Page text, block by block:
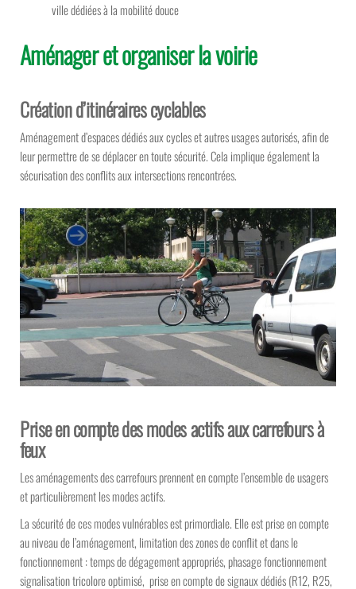
ville dédiées à la mobilité douce
Aménager et organiser la voirie
Création d’itinéraires cyclables
Aménagement d’espaces dédiés aux cycles et autres usages autorisés, afin de
leur permettre de se déplacer en toute sécurité. Cela implique également la
sécurisation des conflits aux intersections rencontrées.
Prise en compte des modes actifs aux carrefours à
feux
Les aménagements des carrefours prennent en compte l’ensemble de usagers
et particulièrement les modes actifs.
La sécurité de ces modes vulnérables est primordiale. Elle est prise en compte
au niveau de l’aménagement, limitation des zones de conflit et dans le
fonctionnement : temps de dégagement appropriés, phasage fonctionnement
signalisation tricolore optimisé, prise en compte de signaux dédiés (R12, R25,